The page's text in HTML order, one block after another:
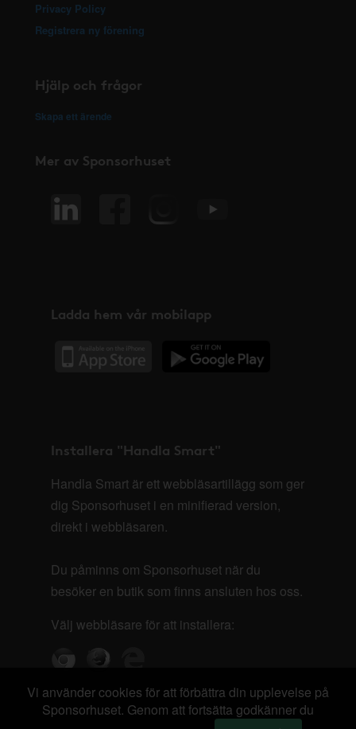
Privacy Policy
Registrera ny förening
Hjälp och frågor
Skapa ett ärende
Mer av Sponsorhuset
Ladda hem vår mobilapp
Installera "Handla Smart"
Handla Smart är ett webbläsartillägg som ger
dig Sponsorhuset i en minifierad version,
direkt i webbläsaren.
Du påminns om Sponsorhuset när du
besöker en butik som finns ansluten hos oss.
Välj webbläsare för att installera:
Vi använder cookies för att förbättra din upplevelse på
Sponsorhuset. Genom att fortsätta godkänner du